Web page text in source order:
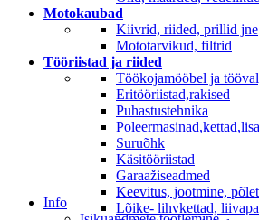
Motokaubad
Kiivrid, riided, prillid jne
Mototarvikud, filtrid
Tööriistad ja riided
Töökojamööbel ja
Eritööriistad,rakised
Puhastustehnika
Suruõhk
Käsitööriistad
Garaažiseadmed
Keevitus, jootmine,
Lõike- lihvkettad,
Info